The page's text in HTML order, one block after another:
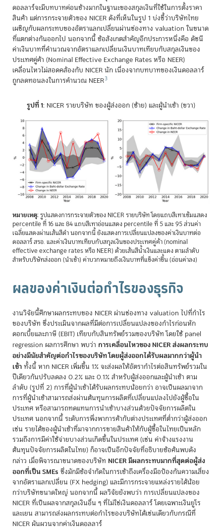
ดอลลาร์จะมีบทบาทค่อนข้างมากในฐานะของสกุลเงินที่ใช้ในการตั้งราคา
สินค้า แต่การกระจายตัวของ NICER ดังที่เห็นในรูป 1 บ่งชี้ว่าบริษัทไทย
เผชิญกับผลกระทบของอัตราแลกเปลี่ยนผ่านช่องทาง valuation ในขนาด
ที่แตกต่างกันออกไป นอกจากนี้ ข้อสังเกตสำคัญอีกประการหนึ่งคือ ดัชนี
ค่าเงินบาทที่คำนวณจากอัตราแลกเปลี่ยนเงินบาทเทียบกับสกุลเงินของ
ประเทศคู่ค้า (Nominal Effective Exchange Rates หรือ NEER)
เคลื่อนไหวไม่สอดคล้องกับ NICER นัก เนื่องจากบทบาทของเงินดอลลาร์
ถูกลดทอนลงในการคำนวณ NEER3
รูปที่ 1: NICER รายบริษัท ของผู้ส่งออก (ซ้าย) และผู้นำเข้า (ขวา)
หมายเหตุ: รูปแสดงการกระจายตัวของ NICER รายบริษัท โดยแถบสีเทาเข้มแสดง
percentile ที่ 16 และ 84 แถบสีเทาอ่อนแสดง percentile ที่ 5 และ 95 ส่วนค่า
เฉลี่ยแสดงผ่านเส้นสีดำ นอกจากนี้ ยังแสดงการเปลี่ยนแปลงของค่าเงินบาทต่อ
ดอลลาร์ สรอ. และค่าเงินบาทเทียบกับสกุลเงินของประเทศคู่ค้า (nominal
effective exchange rates หรือ NEER) ด้วยเส้นสีน้ำเงินและแดง ตามลำดับ
สำหรับบริษัทส่งออก (นำเข้า) ค่าบวกหมายถึงเงินบาทที่แข็งค่าขึ้น (อ่อนค่าลง)
ผลของค่าเงินต่อกำไรของธุรกิจ
งานวิจัยนี้ศึกษาผลกระทบของ NICER ผ่านช่องทาง valuation ไปที่กำไร
ของบริษัท ซึ่งประเมินจากผลที่มีต่อการเปลี่ยนแปลงของกำไรก่อนหัก
ดอกเบี้ยและภาษี (EBIT) เทียบกับสินทรัพย์รวมของบริษัท โดยใช้ panel
regression ผลการศึกษา พบว่า การเคลื่อนไหวของ NICER ส่งผลกระทบ
อย่างมีนัยสำคัญต่อกำไรของบริษัท โดยผู้ส่งออกได้รับผลมากกว่าผู้นำ
เข้าทั้งนี้ หาก NICER เพิ่มขึ้น 1% จะส่งผลให้อัตรากำไรต่อสินทรัพย์รวมใน
ปีเดียวกันปรับลดลง 0.2% และ 0.1% สำหรับผู้ส่งออกและผู้นำเข้า ตาม
ลำดับ (รูปที่ 2) การที่ผู้นำเข้าได้รับผลกระทบน้อยกว่า อาจเป็นผลมาจาก
การที่ผู้นำเข้าสามารถส่งผ่านต้นทุนการผลิตที่เปลี่ยนแปลงไปยังผู้ซื้อใน
ประเทศ หรือสามารถทดแทนการนำเข้าบางส่วนด้วยปัจจัยการผลิตใน
ประเทศ นอกจากนี้ ระดับการพึ่งพาการค้ากับต่างประเทศที่ต่ำกว่าผู้ส่งออก
เช่น รายได้ของผู้นำเข้าที่มาจากการขายสินค้าให้กับผู้ซื้อในไทยเป็นหลัก
รวมถึงการมีค่าใช้จ่ายบางส่วนเกิดขึ้นในประเทศ (เช่น ค่าจ้างแรงงาน
ต้นทุนปัจจัยการผลิตในไทย) ก็อาจเป็นอีกปัจจัยที่อธิบายข้อค้นพบดัง
กล่าว เมื่อพิจารณาขนาดของบริษัท NICER มีผลกระทบมากที่สุดต่อผู้ส่ง
ออกที่เป็น SMEs ซึ่งมักมีข้อจำกัดในการเข้าถึงเครื่องมือป้องกันความเสี่ยง
จากอัตราแลกเปลี่ยน (FX hedging) และมีการกระจายแหล่งรายได้น้อย
กว่าบริษัทขนาดใหญ่ นอกจากนี้ ผลวิจัยยังพบว่า การเปลี่ยนแปลงของ
NICER ที่เป็นผลจากสกุลเงินอื่น ๆ ที่ไม่ใช่เงินดอลลาร์ โดยเฉพาะเงินยูโร
และเยน สามารถส่งผลกระทบต่อกำไรของบริษัทได้เช่นเดียวกับกรณีที่
NICER ผันผวนจากค่าเงินดอลลาร์